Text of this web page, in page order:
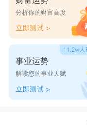
分析你的财富高度
事业运势
解读您的事业天赋